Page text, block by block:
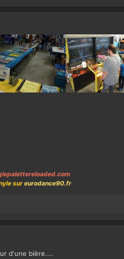
sur eurodance90.fr
d'une bière....